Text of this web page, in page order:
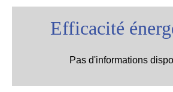
Efficacité
Pas d'informations